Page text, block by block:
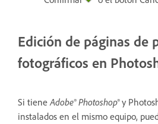
Edición de páginas de
fotográficos en
Si tieneAdobe® Photoshop®y
instalados en el mismo equipo,